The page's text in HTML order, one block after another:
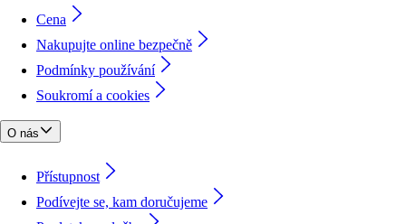
Cena
Nakupujte online bezpečně
Podmínky používání
Soukromí a cookies
O nás
Přístupnost
Podívejte se, kam doručujeme